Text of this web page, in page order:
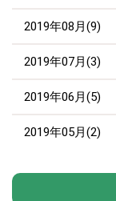
2019年08月(9)
2019年07月(3)
2019年06月(5)
2019年05月(2)